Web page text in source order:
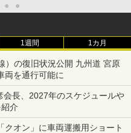
● ●
1週間 1カ月
）の復旧状況公開 九州道 宮原
両を通行可能に
長、2027年のスケジュールや
介
クオン」に車両運搬用ショート